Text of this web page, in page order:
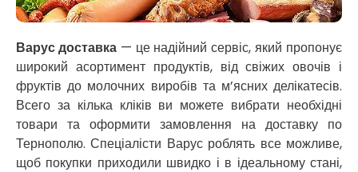
Варус доставка— це надійний сервіс, який пропонує
широкий асортимент продуктів, від свіжих овочів і
фруктів до молочних виробів та м’ясних делікатесів.
Всего за кілька кліків ви можете вибрати необхідні
товари та оформити замовлення на доставку по
Тернополю. Спеціалісти Варус роблять все можливе,
щоб покупки приходили швидко і в ідеальному стані,
Новомосковськ
Новосілки
Нововолинськ
Обухів
Обухівка
Одеса
Острог
Павлоград
Переяслав